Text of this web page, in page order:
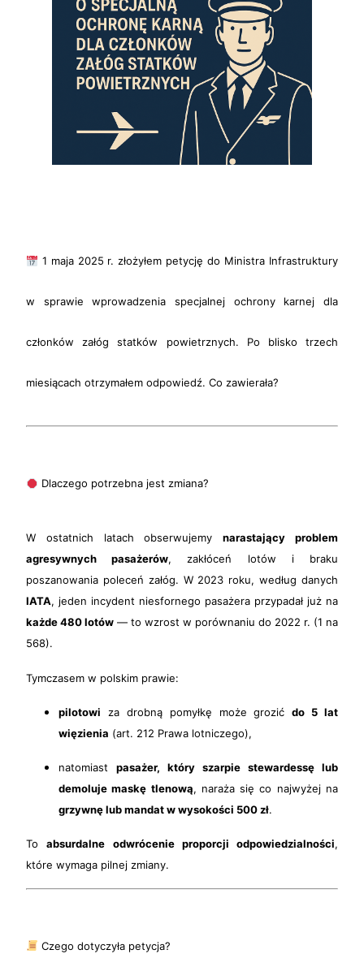
1 maja 2025 r. złożyłem petycję do Ministra Infrastruktury
w sprawie wprowadzenia specjalnej ochrony karnej dla
członków załóg statków powietrznych. Po blisko trzech
miesiącach otrzymałem odpowiedź. Co zawierała?
Dlaczego potrzebna jest zmiana?
W ostatnich latach obserwujemynarastający problem
agresywnych pasażerów, zakłóceń lotów i braku
poszanowania poleceń załóg. W 2023 roku, według danych
IATA, jeden incydent niesfornego pasażera przypadał już na
każde 480 lotów — to wzrost w porównaniu do 2022 r. (1 na
568).
Tymczasem w polskim prawie:
pilotowi za drobną pomyłkę może grozićdo 5 lat
więzienia (art. 212 Prawa lotniczego),
natomiast pasażer, który szarpie stewardessę lub
demoluje maskę tlenową, naraża się co najwyżej na
grzywnę lub mandat w wysokości 500 zł.
Toabsurdalne odwrócenie proporcji odpowiedzialności,
które wymaga pilnej zmiany.
Czego dotyczyła petycja?